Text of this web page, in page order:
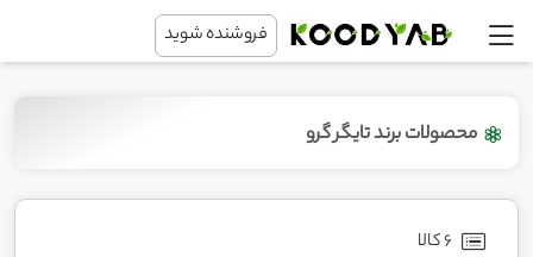
فروشنده شوید
محصولات برند تایگر گرو
6 کالا